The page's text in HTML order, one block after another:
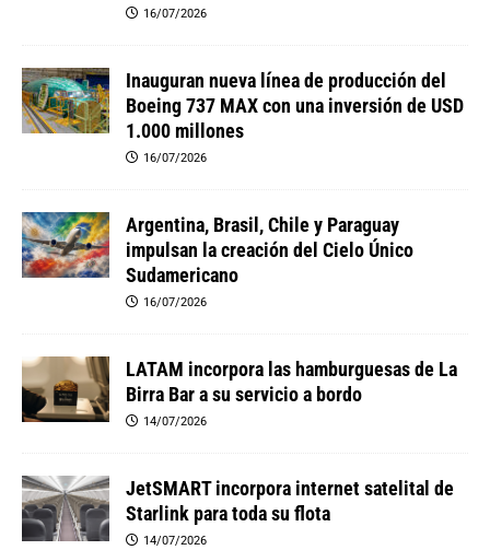
16/07/2026
Inauguran nueva línea de producción del
Boeing 737 MAX con una inversión de USD
1.000 millones
16/07/2026
Argentina, Brasil, Chile y Paraguay
impulsan la creación del Cielo Único
Sudamericano
16/07/2026
LATAM incorpora las hamburguesas de La
Birra Bar a su servicio a bordo
14/07/2026
JetSMART incorpora internet satelital de
Starlink para toda su flota
14/07/2026